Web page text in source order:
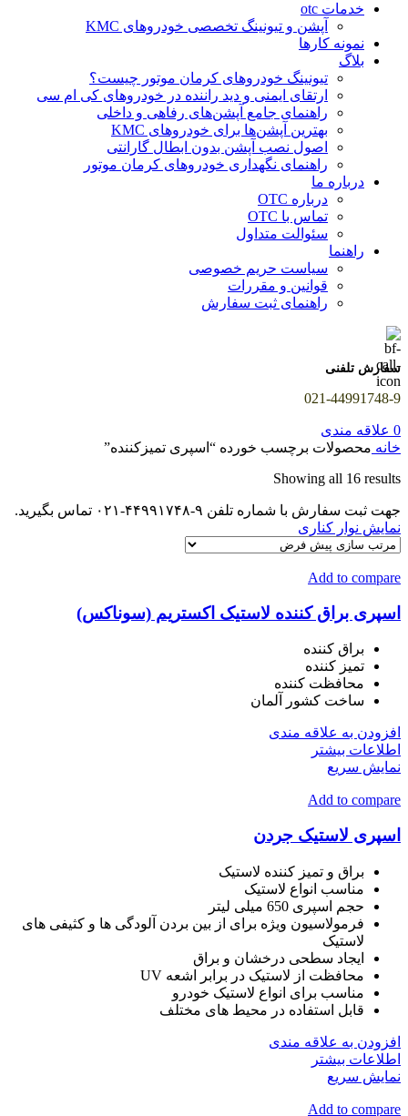
خدمات otc
آپشن و تیونینگ تخصصی خودروهای KMC
نمونه کارها
بلاگ
تیونینگ خودروهای کرمان موتور چیست؟
ارتقای ایمنی و دید راننده در خودروهای کی ام سی
راهنمای جامع آپشن‌های رفاهی و داخلی
بهترین آپشن‌ها برای خودروهای KMC
اصول نصب آپشن بدون ابطال گارانتی
راهنمای نگهداری خودروهای کرمان موتور
درباره ما
درباره OTC
تماس با OTC
سئوالت متداول
راهنما
سیاست حریم خصوصی
قوانین و مقررات
راهنمای ثبت سفارش
سفارش تلفنی
021-44991748-9
0 علاقه مندی
خانه محصولات برچسب خورده “اسپری تمیزکننده”
Showing all 16 results
جهت ثبت سفارش با شماره تلفن ۹-۴۴۹۹۱۷۴۸-۰۲۱ تماس بگیرید.
نمایش نوار کناری
Add to compare
اسپری براق کننده لاستیک اکستریم (سوناکس)
براق کننده
تمیز کننده
محافظت کننده
ساخت کشور آلمان
افزودن به علاقه مندی
اطلاعات بیشتر
نمایش سریع
Add to compare
اسپری لاستیک جردن
براق و تمیز کننده لاستیک
مناسب انواع لاستیک
حجم اسپری 650 میلی لیتر
فرمولاسیون ویژه برای از بین بردن آلودگی ها و کثیفی های
لاستیک
ایجاد سطحی درخشان و براق
محافظت از لاستیک در برابر اشعه UV
مناسب برای انواع لاستیک خودرو
قابل استفاده در محیط های مختلف
افزودن به علاقه مندی
اطلاعات بیشتر
نمایش سریع
Add to compare